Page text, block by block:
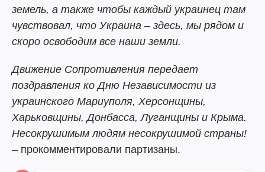
земель, а также чтобы каждый украинец там
чувствовал, что Украина – здесь, мы рядом и
скоро освободим все наши земли.
Движение Сопротивления передает
поздравления ко Дню Независимости из
украинского Мариуполя, Херсонщины,
Харьковщины, Донбасса, Луганщины и Крыма.
Несокрушимым людям несокрушимой страны!
– прокомментировали партизаны.